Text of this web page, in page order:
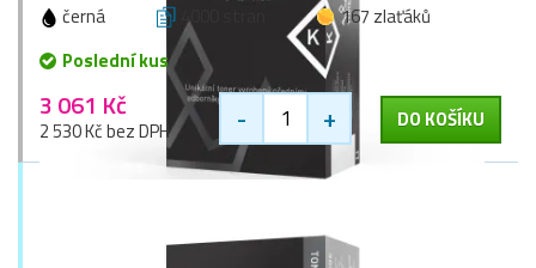
černá 4000 stran
167 zlaťáků
Poslední kus
3 061 Kč
2 530 Kč bez DPH - + DO KOŠÍKU